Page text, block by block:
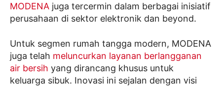
MODENA juga tercermin dalam berbagai inisiatif
perusahaan di sektor elektronik dan beyond.
Untuk segmen rumah tangga modern, MODENA
juga telah meluncurkan layanan berlangganan
air bersih yang dirancang khusus untuk
keluarga sibuk. Inovasi ini sejalan dengan visi